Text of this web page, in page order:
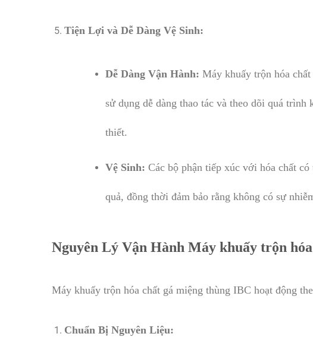
Tiện Lợi và Dễ Dàng Vệ Sinh:
Dễ Dàng Vận Hành: Máy khuấy trộn hóa
sử dụng dễ dàng thao tác và theo dõi quá
thiết.
Vệ Sinh: Các bộ phận tiếp xúc với hóa chất
quả, đồng thời đảm bảo rằng không có sự
Nguyên Lý Vận Hành Máy khuấy trộn
Máy khuấy trộn hóa chất gá miệng thùng IBC hoạt động
Chuẩn Bị Nguyên Liệu: